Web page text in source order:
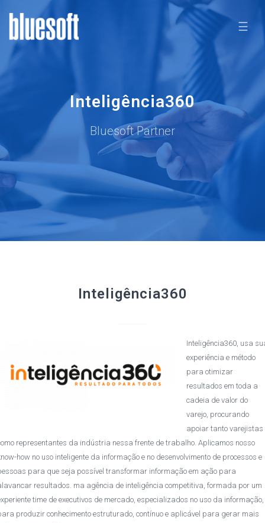
☰
Inteligência360
Bluesoft Partner
Inteligência360
Inteligência360, usa
experiência e método
para otimizar
resultados em toda a
cadeia de valor do
varejo, procurando
apoiar tanto varejistas
representantes da indústria nessa frente de trabalho. Aplicamos nosso
how no uso inteligente da informação e no desenvolvimento de processos e
para que seja possível transformar informação em ação para
resultados. ma agência de inteligência competitiva, formada por um
time de executivos de mercado, especializados no uso da informação,
produzir conhecimento estruturado, contínuo e aplicável para gerar mais